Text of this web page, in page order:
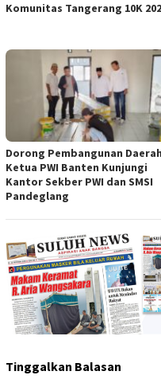
Komunitas Tangerang 10K
Dorong Pembangunan
Ketua PWI Banten Kunjungi
Kantor Sekber PWI dan SMSI
Pandeglang
Tinggalkan Balasan